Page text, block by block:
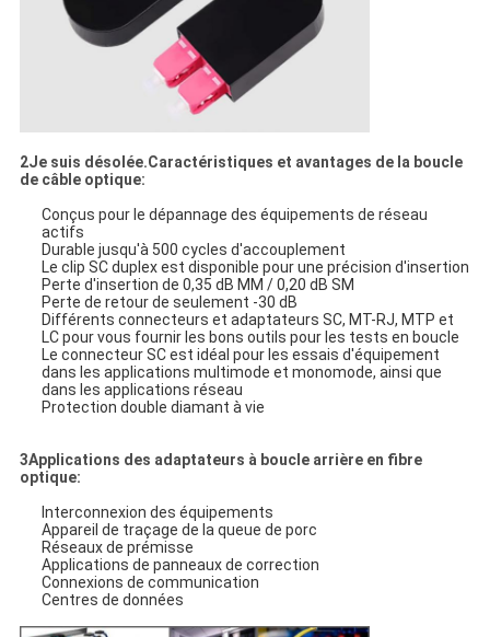
2Je suis désolée.Caractéristiques et avantages de la boucle
de câble optique:
Conçus pour le dépannage des équipements de réseau
actifs
Durable jusqu'à 500 cycles d'accouplement
Le clip SC duplex est disponible pour une précision d'insertion
Perte d'insertion de 0,35 dB MM / 0,20 dB SM
Perte de retour de seulement -30 dB
Différents connecteurs et adaptateurs SC, MT-RJ, MTP et
LC pour vous fournir les bons outils pour les tests en boucle
Le connecteur SC est idéal pour les essais d'équipement
dans les applications multimode et monomode, ainsi que
dans les applications réseau
Protection double diamant à vie
3Applications des adaptateurs à boucle arrière en fibre
optique:
Interconnexion des équipements
Appareil de traçage de la queue de porc
Réseaux de prémisse
Applications de panneaux de correction
Connexions de communication
Centres de données